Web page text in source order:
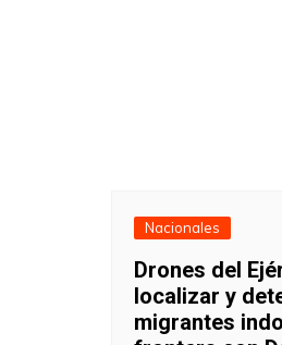
Nacionales
Drones del
localizar y
migrantes